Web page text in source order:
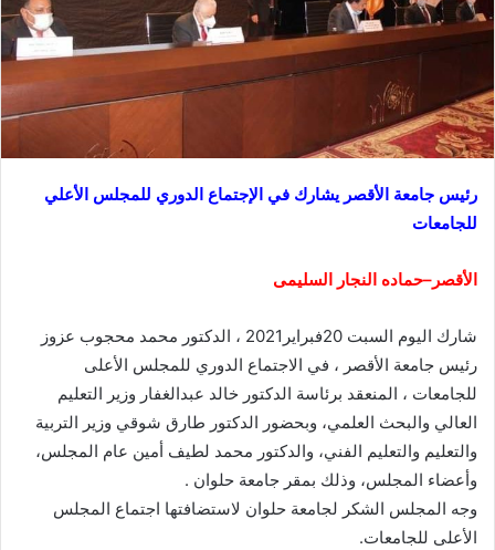
رئيس جامعة الأقصر يشارك في الإجتماع الدوري للمجلس الأعلي
للجامعات
الأقصر–حماده النجار السليمى
شارك اليوم السبت 20فبراير2021 ، الدكتور محمد محجوب عزوز
رئيس جامعة الأقصر ، في الاجتماع الدوري للمجلس الأعلى
للجامعات ، المنعقد برئاسة الدكتور خالد عبدالغفار وزير التعليم
العالي والبحث العلمي، وبحضور الدكتور طارق شوقي وزير التربية
والتعليم والتعليم الفني، والدكتور محمد لطيف أمين عام المجلس،
وأعضاء المجلس، وذلك بمقر جامعة حلوان .
وجه المجلس الشكر لجامعة حلوان لاستضافتها اجتماع المجلس
الأعلى للجامعات.